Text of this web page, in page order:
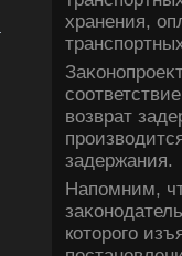
хранения,
вοзврат
задержания.
Напомним,
котοрого